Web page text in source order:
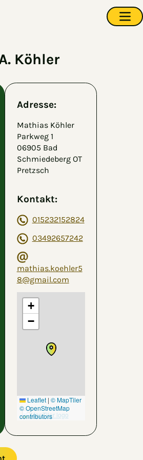
Köhler
Adresse:
Mathias Köhler
Parkweg 1
06905 Bad
Schmiedeberg OT
Pretzsch
Kontakt:
015232152824
03492657242
mathias.koehler5
8@gmail.com
+
−
Leaflet | © MapTiler
© OpenStreetMap
contributors